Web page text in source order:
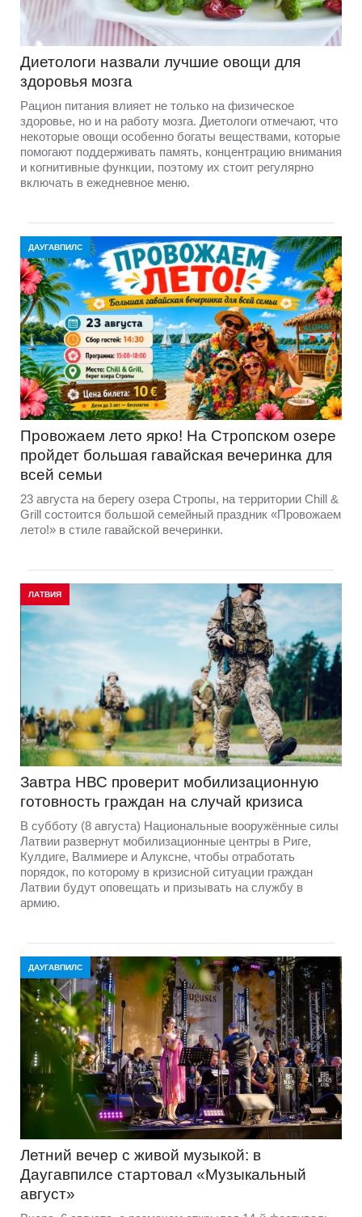
Диетологи назвали лучшие овощи для
здоровья мозга
Рацион питания влияет не только на физическое
здоровье, но и на работу мозга. Диетологи отмечают, что
некоторые овощи особенно богаты веществами, которые
помогают поддерживать память, концентрацию внимания
и когнитивные функции, поэтому их стоит регулярно
включать в ежедневное меню.
ДАУГАВПИЛС
Провожаем лето ярко! На Стропском озере
пройдет большая гавайская вечеринка для
всей семьи
23 августа на берегу озера Стропы, на территории Chill &
Grill состоится большой семейный праздник «Провожаем
лето!» в стиле гавайской вечеринки.
ЛАТВИЯ
Завтра НВС проверит мобилизационную
готовность граждан на случай кризиса
В субботу (8 августа) Национальные вооружённые силы
Латвии развернут мобилизационные центры в Риге,
Кулдиге, Валмиере и Алуксне, чтобы отработать
порядок, по которому в кризисной ситуации граждан
Латвии будут оповещать и призывать на службу в
армию.
ДАУГАВПИЛС
Летний вечер с живой музыкой: в
Даугавпилсе стартовал «Музыкальный
август»